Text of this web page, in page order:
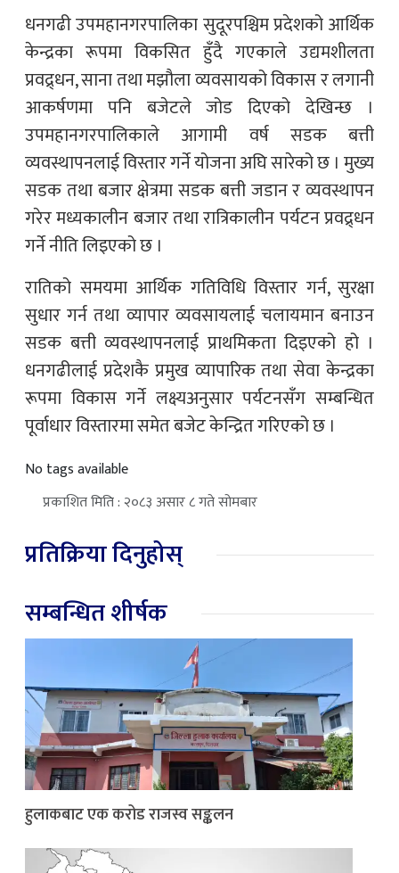
धनगढी उपमहानगरपालिका सुदूरपश्चिम प्रदेशको आर्थिक
केन्द्रका रूपमा विकसित हुँदै गएकाले उद्यमशीलता
प्रवद्र्धन, साना तथा मझौला व्यवसायको विकास र लगानी
आकर्षणमा पनि बजेटले जोड दिएको देखिन्छ ।
उपमहानगरपालिकाले आगामी वर्ष सडक बत्ती
व्यवस्थापनलाई विस्तार गर्ने योजना अघि सारेको छ । मुख्य
सडक तथा बजार क्षेत्रमा सडक बत्ती जडान र व्यवस्थापन
गरेर मध्यकालीन बजार तथा रात्रिकालीन पर्यटन प्रवद्र्धन
गर्ने नीति लिइएको छ ।
रातिको समयमा आर्थिक गतिविधि विस्तार गर्न, सुरक्षा
सुधार गर्न तथा व्यापार व्यवसायलाई चलायमान बनाउन
सडक बत्ती व्यवस्थापनलाई प्राथमिकता दिइएको हो ।
धनगढीलाई प्रदेशकै प्रमुख व्यापारिक तथा सेवा केन्द्रका
रूपमा विकास गर्ने लक्ष्यअनुसार पर्यटनसँग सम्बन्धित
पूर्वाधार विस्तारमा समेत बजेट केन्द्रित गरिएको छ ।
No tags available
प्रकाशित मिति : २०८३ असार ८ गते सोमबार
प्रतिक्रिया दिनुहोस्
सम्बन्धित शीर्षक
हुलाकबाट एक करोड राजस्व सङ्कलन